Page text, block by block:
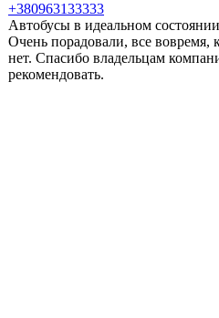
+380963133333
Автобусы в идеальном
Очень порадовали, все вовремя,
нет. Спасибо владельцам
рекомендовать.